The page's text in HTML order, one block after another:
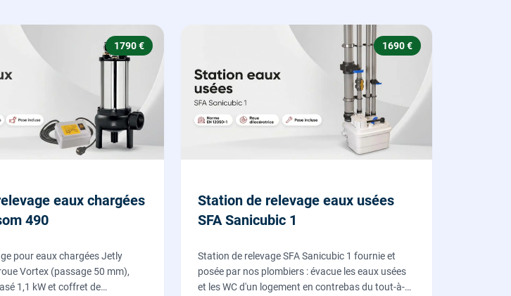
1790 €
eaux chargées
490
pour eaux chargées Jetly
Vortex (passage 50 mm),
1,1 kW et coffret de
1690 €
Station de relevage eaux usées
SFA Sanicubic 1
Station de relevage SFA Sanicubic 1 fournie et
posée par nos plombiers : évacue les eaux usées
et les WC d'un logement en contrebas du tout-à-